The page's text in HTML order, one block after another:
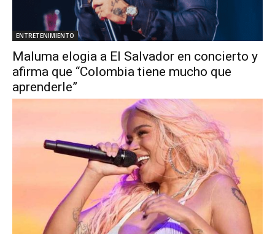
ENTRETENIMIENTO
Maluma elogia a El Salvador en concierto y
afirma que “Colombia tiene mucho que
aprenderle”